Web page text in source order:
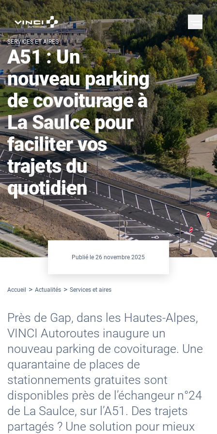
SERVICES ET AIRES
A51 : Un
nouveau parking
de covoiturage à
La Saulce pour
faciliter vos
trajets du
quotidien
Publié le26 novembre 2025
Accueil Actualités Services et aires
Près de Gap, dans les Hautes-Alpes,
VINCI Autoroutes inaugure un
nouveau parking de covoiturage. Une
quarantaine de places de
stationnements gratuites sont
disponibles près de l’échangeur n°24
de La Saulce, sur l’A51. Des trajets
partagés ? Une solution pour mieux